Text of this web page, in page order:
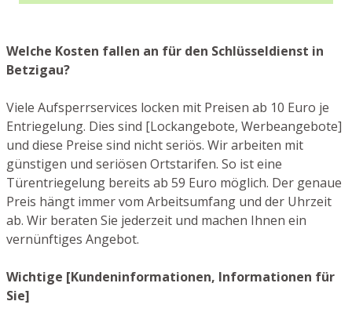
Welche Kosten fallen an für den Schlüsseldienst in
Betzigau?
Viele Aufsperrservices locken mit Preisen ab 10 Euro je
Entriegelung. Dies sind [Lockangebote, Werbeangebote]
und diese Preise sind nicht seriös. Wir arbeiten mit
günstigen und seriösen Ortstarifen. So ist eine
Türentriegelung bereits ab 59 Euro möglich. Der genaue
Preis hängt immer vom Arbeitsumfang und der Uhrzeit
ab. Wir beraten Sie jederzeit und machen Ihnen ein
vernünftiges Angebot.
Wichtige [Kundeninformationen, Informationen für
Sie]